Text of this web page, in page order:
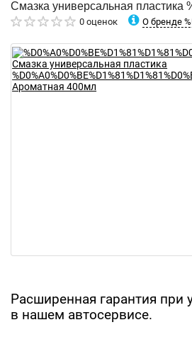
Смазка универсальная
0 оценок О бренде
Расширенная гарантия при
в нашем автосервисе.